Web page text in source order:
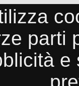
parti